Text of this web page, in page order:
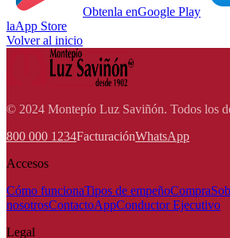
Obtenla enGoogle Play
laApp Store
Volver al inicio
© 2024 Montepío Luz Saviñón. Todos los
800 000 1234FacturaciónWhatsApp
Accesos
Cómo funcionaTipos de empeñoCompra
nosotrosContactoAppConductor Ejecutivo
Legal